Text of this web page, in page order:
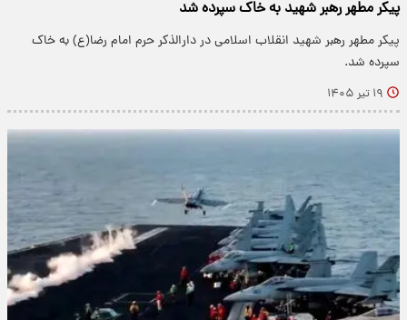
پیکر مطهر رهبر شهید به خاک سپرده شد
پیکر مطهر رهبر شهید انقلاب اسلامی در دارالذکر حرم امام رضا(ع) به خاک
سپرده شد.
۱۹ تیر ۱۴۰۵